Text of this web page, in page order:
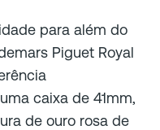
para além do
Piguet Royal
caixa de 41mm,
de ouro rosa de